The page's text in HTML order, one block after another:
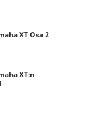
XT Osa 2
XT:n